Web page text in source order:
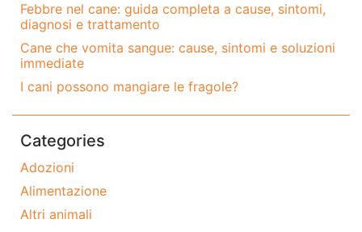
Febbre nel cane: guida completa a cause, sintomi,
diagnosi e trattamento
Cane che vomita sangue: cause, sintomi e soluzioni
immediate
I cani possono mangiare le fragole?
Categories
Adozioni
Alimentazione
Altri animali